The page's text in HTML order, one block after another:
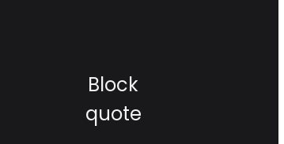
Block
quote